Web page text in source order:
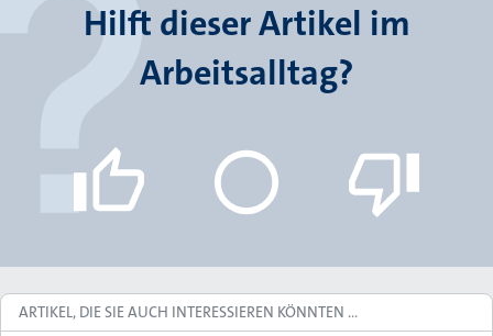
Hilft dieser Artikel im
Arbeitsalltag?
ARTIKEL, DIE SIE AUCH INTERESSIEREN KÖNNTEN …